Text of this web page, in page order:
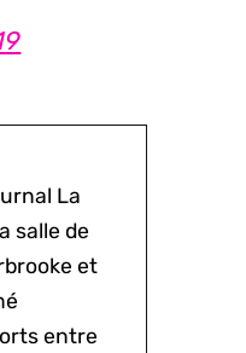
La
salle de
et
entre